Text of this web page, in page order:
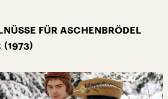
FÜR ASCHENBRÖDEL
(1973)